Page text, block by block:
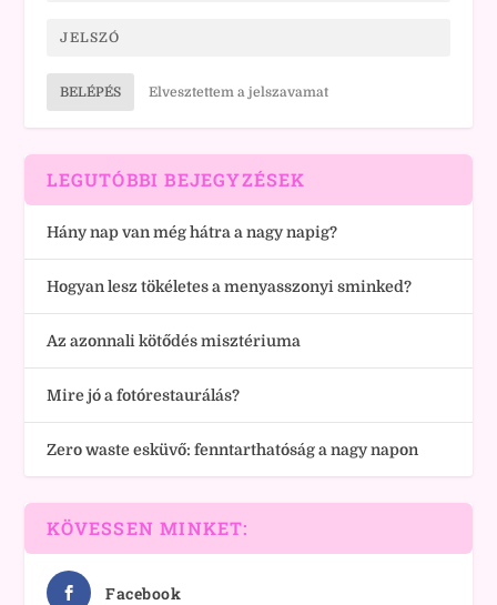
BELÉPÉS Elvesztettem a jelszavamat
LEGUTÓBBI BEJEGYZÉSEK
Hány nap van még hátra a nagy napig?
Hogyan lesz tökéletes a menyasszonyi sminked?
Az azonnali kötődés misztériuma
Mire jó a fotórestaurálás?
Zero waste esküvő: fenntarthatóság a nagy napon
KÖVESSEN MINKET:
Facebook